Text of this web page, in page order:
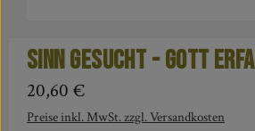
Sinn gesucht - Gott
Regulärer Preis:
20,60 €
Preise inkl. MwSt. zzgl. Versandkosten